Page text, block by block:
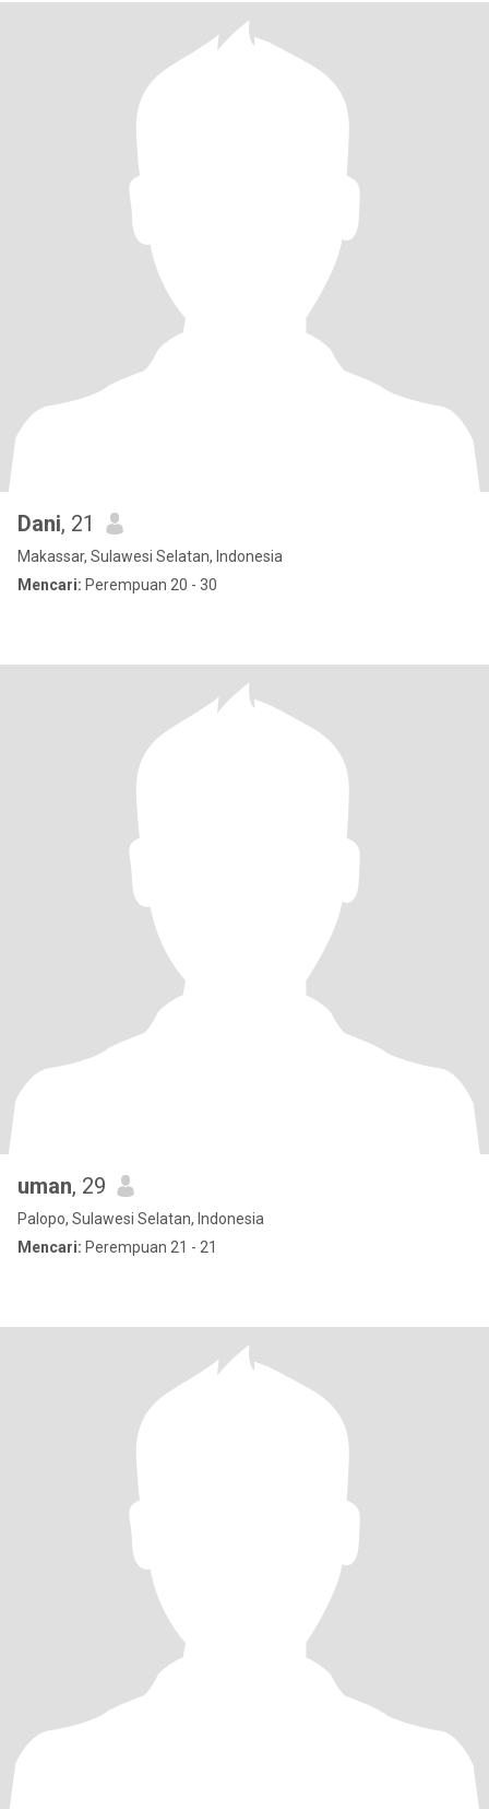
Dani, 21
Makassar, Sulawesi Selatan, Indonesia
Mencari: Perempuan 20 - 30
uman, 29
Palopo, Sulawesi Selatan, Indonesia
Mencari: Perempuan 21 - 21